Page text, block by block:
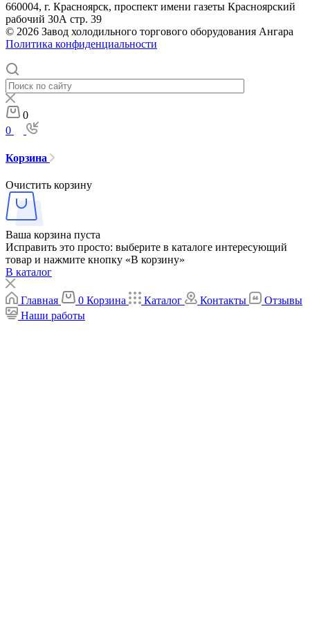
660004, г. Красноярск, проспект имени газеты Красноярский
рабочий 30А стр. 39
© 2026 Завод холодильного торгового оборудования Ангара
Политика конфиденциальности
0
0
Корзина
Очистить корзину
Ваша корзина пуста
Исправить это просто: выберите в каталоге интересующий
товар и нажмите кнопку «В корзину»
В каталог
Главная 0 Корзина Каталог Контакты
Отзывы
Наши работы